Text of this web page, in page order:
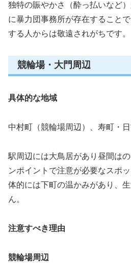
独特の賑やかさ（酔っ払いなど
に暴力団事務所が存在すること
する人からは敬遠されがちです。
競輪場・大門周辺
具体的な地域
中村町（競輪場周辺）、寿町・
駅周辺には大鳥居があり昼間は
ンポイントで注意が必要なスポ
体的には下町の温かみがあり、
ん。
注意すべき理由
競輪場周辺